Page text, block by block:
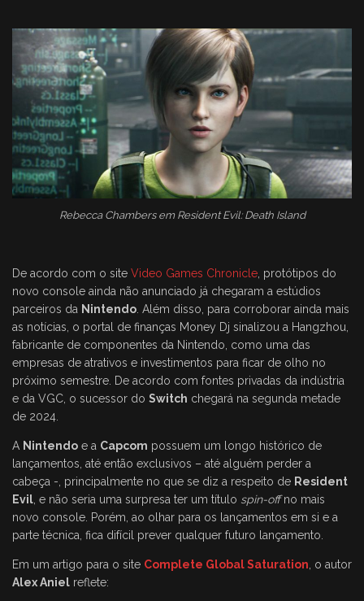
Rebecca Chambers em Resident Evil: Death Island
De acordo com o site Video Games Chronicle , protótipos do
novo console ainda não anunciado já chegaram a estúdios
parceiros da Nintendo . Além disso, para corroborar ainda mais
as notícias, o portal de finanças Money Dj sinalizou a Hangzhou,
fabricante de componentes da Nintendo, como uma das
empresas de atrativos e investimentos para ficar de olho no
próximo semestre. De acordo com fontes privadas da indústria
e da VGC, o sucessor do Switch chegará na segunda metade
de 2024.
A Nintendo e a Capcom possuem um longo histórico de
lançamentos, até então exclusivos – até alguém perder a
cabeça -, principalmente no que se diz a respeito de Resident
Evil , e não seria uma surpresa ter um título spin-offno mais
novo console. Porém, ao olhar para os lançamentos em si e a
parte técnica, fica difícil prever qualquer futuro lançamento.
Em um artigo para o site Complete Global Saturation , o autor
Alex Aniel reflete: